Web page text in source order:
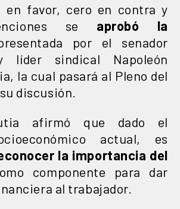
en favor, cero en contra y
se aprobó la
por el senador
líder sindical Napoleón
la cual pasará al Pleno del
discusión.
afirmó que dado el
actual, es
la importancia del
componente para dar
al trabajador.